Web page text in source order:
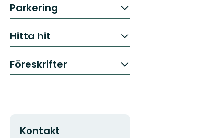
Parkering
Hitta hit
Föreskrifter
Kontakt